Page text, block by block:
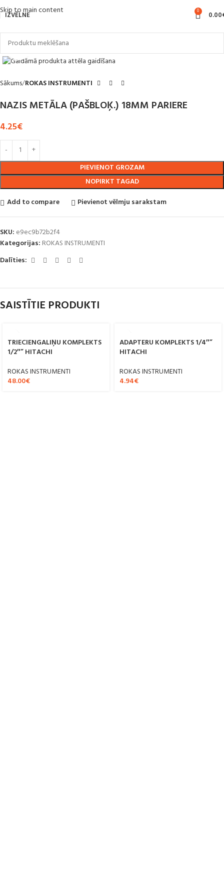
Skip to main content
IZVĒLNE 0 0.00
Sākums ROKAS INSTRUMENTI
NAZIS METĀLA (PAŠBLOĶ.) 18MM PARIERE
4.25€
PIEVIENOT GROZAM
NOPIRKT TAGAD
Add to compare
Pievienot vēlmju sarakstam
SKU: e9ec9b72b2f4
Kategorijas: ROKAS INSTRUMENTI
Dalīties:
SAISTĪTIE PRODUKTI
TRIECIENGALIŅU KOMPLEKTS
1/2″” HITACHI
ROKAS INSTRUMENTI
48.00€
ADAPTERU KOMPLEKTS 1/4″”
HITACHI
ROKAS INSTRUMENTI
4.94€